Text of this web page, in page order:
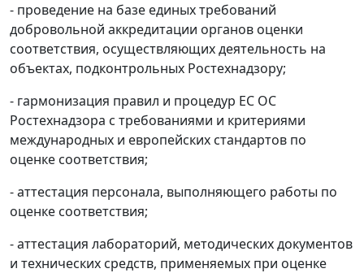
- проведение на базе единых требований
добровольной аккредитации органов оценки
соответствия, осуществляющих деятельность на
объектах, подконтрольных Ростехнадзору;
- гармонизация правил и процедур ЕС ОС
Ростехнадзора с требованиями и критериями
международных и европейских стандартов по
оценке соответствия;
- аттестация персонала, выполняющего работы по
оценке соответствия;
- аттестация лабораторий, методических документов
и технических средств, применяемых при оценке